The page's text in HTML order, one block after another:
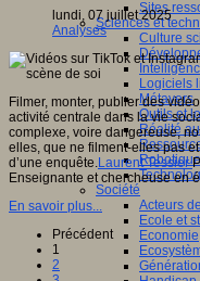
Sites
Sciences et
Culture
Logiciels
Métavers
Outils et
Réalité
Robotique
Société
Acteurs
Ecole et
Economie
lundi, 07 juillet 2025
Analyses
Filmer, monter, publier des
activité centrale dans la vie
complexe, voire dangereuse,
elles, que ne filment-elles pas
d’une enquête. Laurent Tessier
Enseignante et chercheuse en
En savoir plus...
Précédent
1
2